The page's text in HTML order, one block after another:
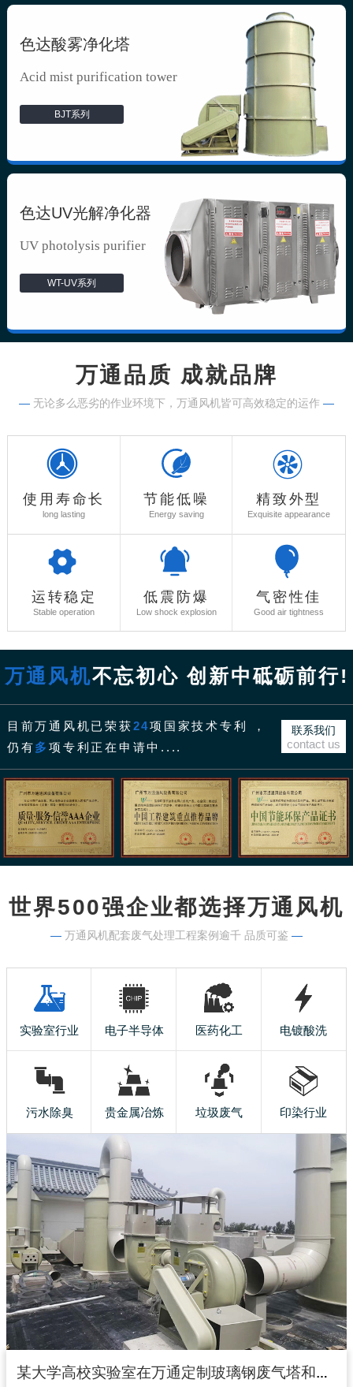
色达酸雾净化塔
Acid mist purification tower
BJT系列
色达UV光解净化器
UV photolysis purifier
WT-UV系列
万通品质 成就品牌
— 无论多么恶劣的作业环境下，万通风机皆可高效稳定的运作 —
使用寿命长
long lasting
节能低噪
Energy saving
精致外型
Exquisite appearance
运转稳定
Stable operation
低震防爆
Low shock explosion
气密性佳
Good air tightness
万通风机不忘初心 创新中砥砺前行!
目前万通风机已荣获24项国家技术专利 ，
仍有多项专利正在申请中....
联系我们
contact us
世界500强企业都选择万通风机
— 万通风机配套废气处理工程案例逾千 品质可鉴 —
实验室行业 电子半导体 医药化工 电镀酸洗
污水除臭 贵金属冶炼 垃圾废气 印染行业
某大学高校实验室在万通定制玻璃钢废气塔和玻璃钢风机